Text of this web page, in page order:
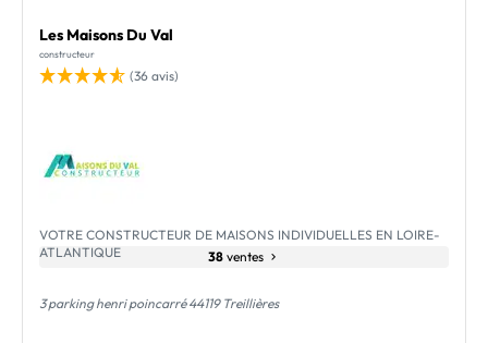
Les Maisons Du Val
constructeur
(36 avis)
VOTRE CONSTRUCTEUR DE MAISONS INDIVIDUELLES EN LOIRE-
ATLANTIQUE
38 ventes
3 parking henri poincarré 44119 Treillières